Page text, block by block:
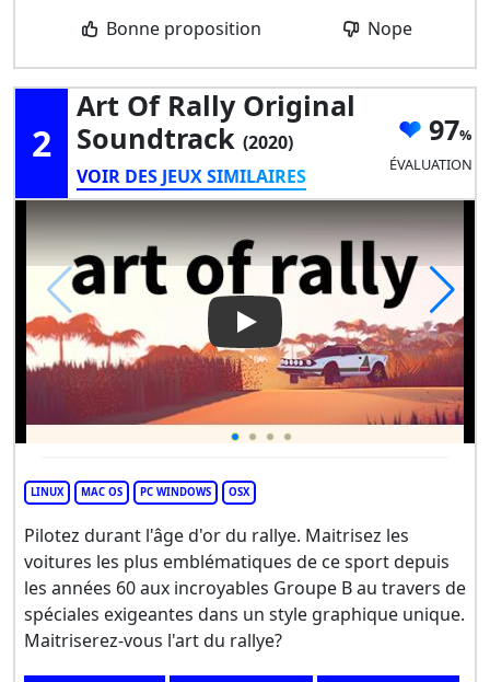
Bonne proposition Nope
2
Art Of Rally Original
Soundtrack (2020)
VOIR DES JEUX SIMILAIRES
97
ÉVALUATION
Play Video: art of rally
LINUX MAC OS PC WINDOWS OSX
Pilotez durant l'âge d'or du rallye. Maitrisez les
voitures les plus emblématiques de ce sport depuis
les années 60 aux incroyables Groupe B au travers de
spéciales exigeantes dans un style graphique unique.
Maitriserez-vous l'art du rallye?